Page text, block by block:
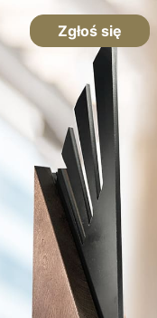
Zgłoś się